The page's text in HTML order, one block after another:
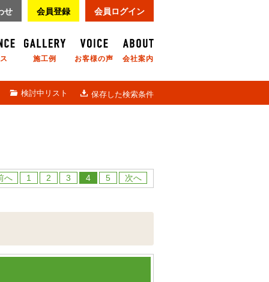
せ 会員登録 会員ログイン
施工例 お客様の声 会社案内
検討中リスト 保存した検索条件
へ 1 2 3 4 5 次へ